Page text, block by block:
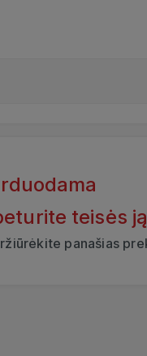
teisės
panašias